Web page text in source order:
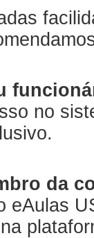
no
da
eAulas